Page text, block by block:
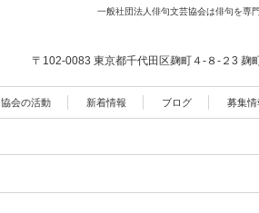
一般社団法人俳句文芸協会は俳句を専
〒102-0083 東京都千代田区麹町４-８-２3 麹
協会の活動 新着情報 ブログ 募集情